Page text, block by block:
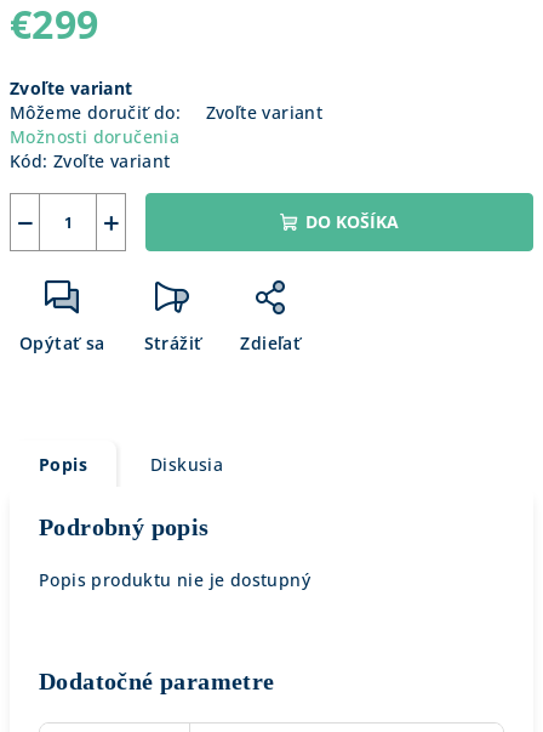
€299
cena:
Zvoľte variant
Môžeme doručiť do:
Zvoľte variant
Možnosti doručenia
Kód: Zvoľte variant
+
− DO KOŠÍKA
Opýtať sa Strážiť Zdieľať
Popis Diskusia
Podrobný popis
Popis produktu nie je dostupný
Dodatočné parametre